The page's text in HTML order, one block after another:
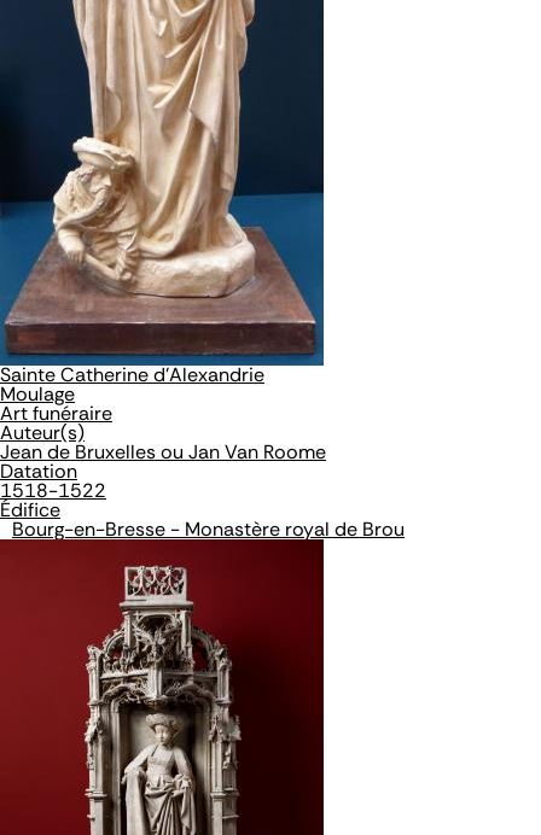
Sainte Catherine d'Alexandrie
Moulage
Art funéraire
Auteur(s)
Jean de Bruxelles ou Jan Van Roome
Datation
1518-1522
Édifice
Bourg-en-Bresse - Monastère royal de Brou